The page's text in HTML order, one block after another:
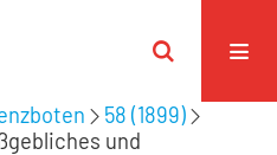
58 (1899)
und